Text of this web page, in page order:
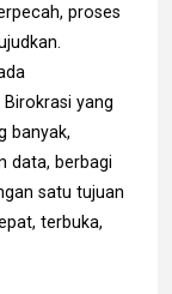
proses
yang
banyak,
data, berbagi
satu tujuan
terbuka,